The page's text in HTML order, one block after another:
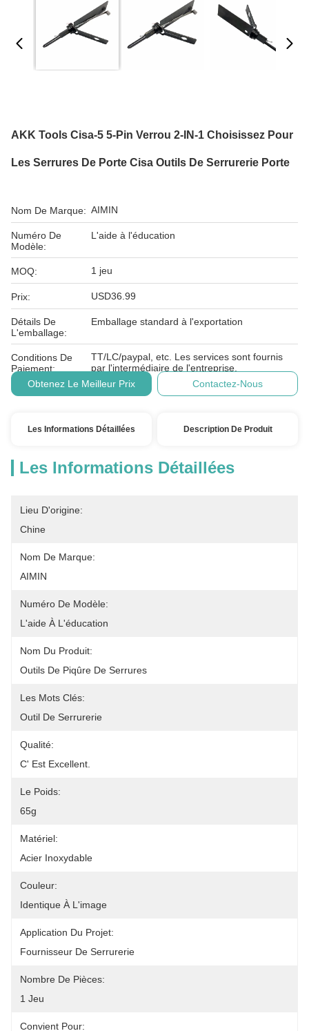
AKK Tools Cisa-5 5-Pin Verrou 2-IN-1 Choisissez Pour
Les Serrures De Porte Cisa Outils De Serrurerie Porte
Nom De Marque: AIMIN
Numéro De
Modèle:
L'aide à l'éducation
MOQ: 1 jeu
Prix: USD36.99
Détails De
L'emballage:
Emballage standard à l'exportation
Conditions De
Paiement:
TT/LC/paypal, etc. Les services sont fournis
par l'intermédiaire de l'entreprise.
Obtenez Le Meilleur Prix
Contactez-Nous
Les Informations Détaillées Description De Produit
Les Informations Détaillées
Lieu D'origine:
Chine
Nom De Marque:
AIMIN
Numéro De Modèle:
L'aide À L'éducation
Nom Du Produit:
Outils De Piqûre De Serrures
Les Mots Clés:
Outil De Serrurerie
Qualité:
C' Est Excellent.
Le Poids:
65g
Matériel:
Acier Inoxydable
Couleur:
Identique À L'image
Application Du Projet:
Fournisseur De Serrurerie
Nombre De Pièces:
1 Jeu
Convient Pour: